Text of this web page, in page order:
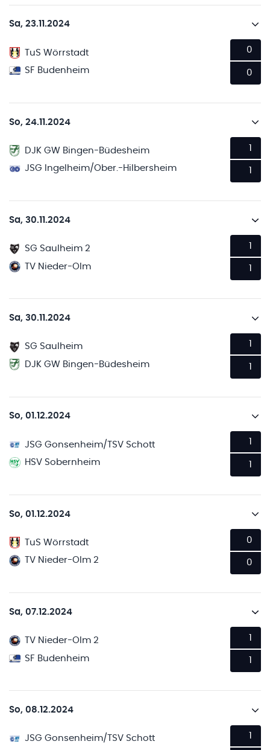
Sa, 23.11.2024
TuS Wörrstadt
SF Budenheim
0
0
So, 24.11.2024
DJK GW Bingen-Büdesheim
JSG Ingelheim/Ober.-Hilbersheim
1
Sa, 30.11.2024
SG Saulheim 2
TV Nieder-Olm
Sa, 30.11.2024
SG Saulheim
DJK GW Bingen-Büdesheim
1
So, 01.12.2024
JSG Gonsenheim/TSV Schott
HSV Sobernheim
So, 01.12.2024
TuS Wörrstadt
TV Nieder-Olm 2
0
0
Sa, 07.12.2024
TV Nieder-Olm 2
SF Budenheim
So, 08.12.2024
JSG Gonsenheim/TSV Schott